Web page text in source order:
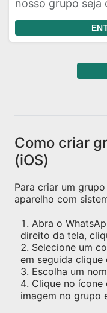
nosso grupo seja
Como criar
(iOS)
Para criar um
aparelho com
Abra o
direito da tela,
Selecione um
em seguida clique
Escolha um
Clique no ícone
imagem no grupo